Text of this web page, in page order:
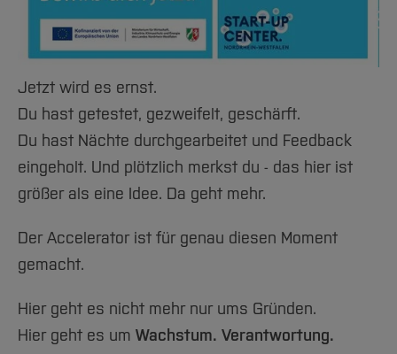
Arbeiten im FB G
Forschung und Projekte
International
Studiengänge
Studieninteressierte
Studium
Forschung und Entwicklung
International
Team
Service
Amtliche Bekanntmachungen
Notfall-Infos
Familiengerechte Hochschule
Gleichstellung
Wahlen
Hochschulbibliothek
Hochschulkommunikation
International Office
Medienzentrum
qed-Stiftung
Zentrale Studienberatung
Jetzt wird es ernst.
Du hast getestet, gezweifelt, geschärft.
Du hast Nächte durchgearbeitet und Feedback
eingeholt. Und plötzlich merkst du - das hier ist
größer als eine Idee. Da geht mehr.
Der Accelerator ist für genau diesen Moment
gemacht.
Hier geht es nicht mehr nur ums Gründen.
Hier geht es um Wachstum. Verantwortung.